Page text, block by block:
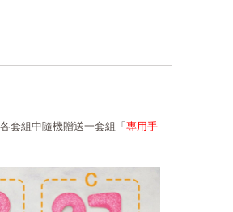
套組中隨機贈送一套組「專用手